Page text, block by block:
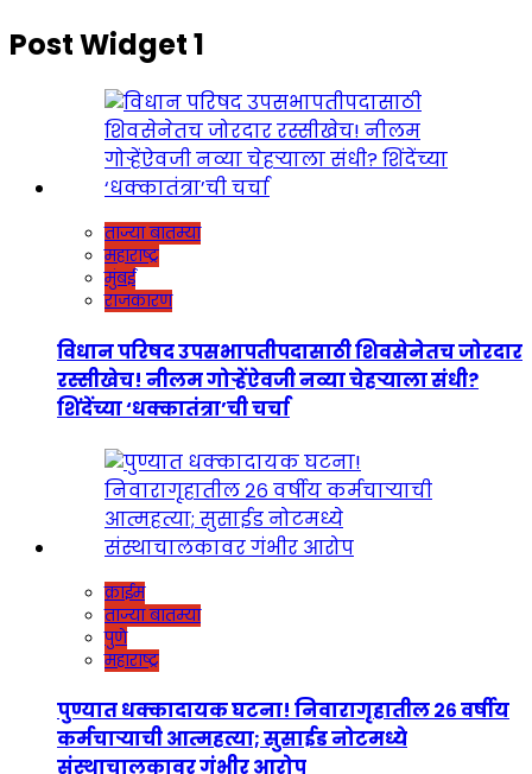
Post Widget 1
ताज्या बातम्या
महाराष्ट्र
मुंबई
राजकारण
विधान परिषद उपसभापतीपदासाठी शिवसेनेतच जोरदार
रस्सीखेच! नीलम गोऱ्हेंऐवजी नव्या चेहऱ्याला संधी?
शिंदेंच्या ‘धक्कातंत्रा’ची चर्चा
क्राईम
ताज्या बातम्या
पुणे
महाराष्ट्र
पुण्यात धक्कादायक घटना! निवारागृहातील २६ वर्षीय
कर्मचाऱ्याची आत्महत्या; सुसाईड नोटमध्ये
संस्थाचालकावर गंभीर आरोप